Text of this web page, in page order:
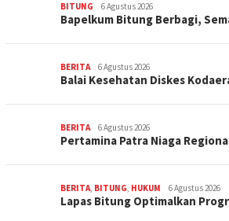
BITUNG 6 Agustus 2026
‎Bapelkum Bitung Berbagi,
BERITA 6 Agustus 2026
Balai Kesehatan Diskes
BERITA 6 Agustus 2026
Pertamina Patra Niaga
BERITA, BITUNG, HUKUM 6 Agustus 2026
Lapas Bitung Optimalkan